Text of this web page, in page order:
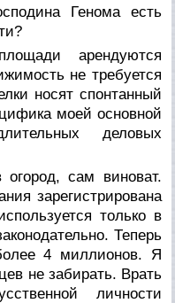
Генома есть
арендуются
не требуется
носят спонтанный
моей основной
деловых
сам виноват.
зарегистрирована
только в
Теперь
4 миллионов. Я
не забирать. Врать
личности